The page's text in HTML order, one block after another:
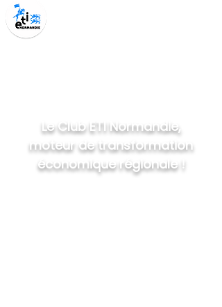
Le Club ETI Normandie,
moteur de transformation
économique régionale !